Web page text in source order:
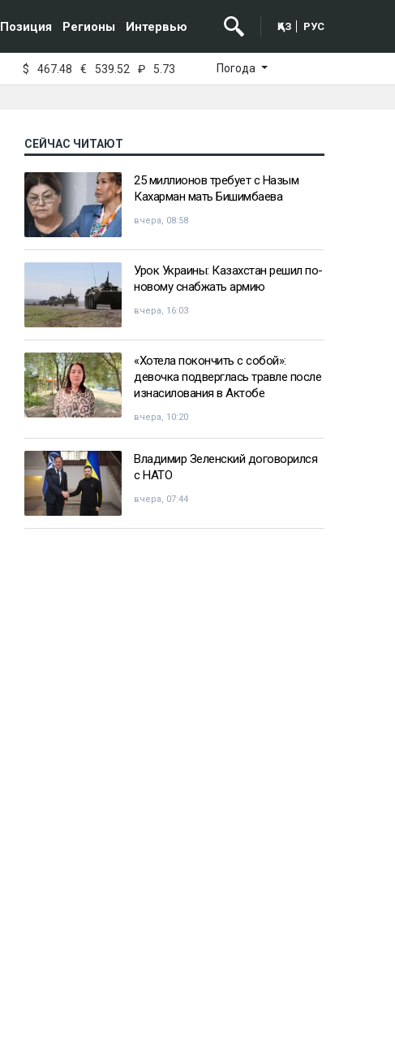
Позиция Регионы Интервью ҚАЗ РУС
$ 467.48 € 539.52 ₽ 5.73 Погода
СЕЙЧАС ЧИТАЮТ
25 миллионов требует с Назым
Кахарман мать Бишимбаева
вчера, 08:58
Урок Украины: Казахстан решил по-
новому снабжать армию
вчера, 16:03
«Хотела покончить с собой»:
девочка подверглась травле после
изнасилования в Актобе
вчера, 10:20
Владимир Зеленский договорился
с НАТО
вчера, 07:44